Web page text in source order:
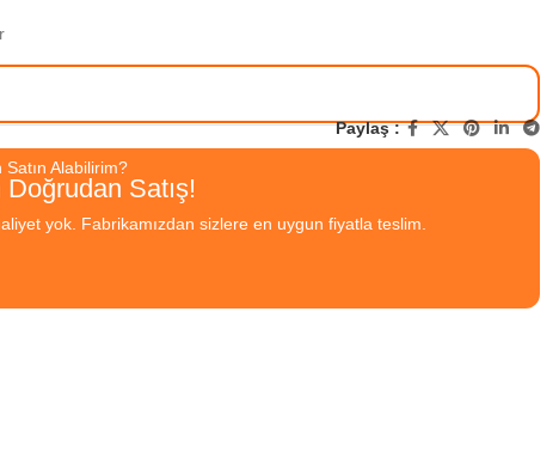
Paylaş :
Alabilirim?
Satış!
yok. Fabrikamızdan sizlere en uygun fiyatla teslim.